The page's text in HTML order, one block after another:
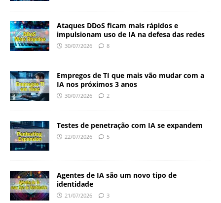
Ataques DDoS ficam mais rápidos e
impulsionam uso de IA na defesa das redes
30/07/2026 8
Empregos de TI que mais vão mudar com a
IA nos próximos 3 anos
30/07/2026 2
Testes de penetração com IA se expandem
22/07/2026 5
Agentes de IA são um novo tipo de
identidade
21/07/2026 3